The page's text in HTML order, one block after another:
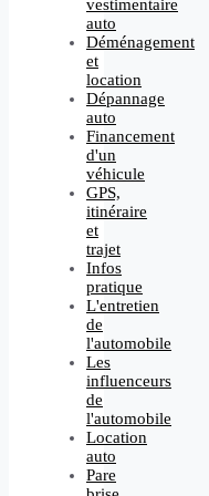
vestimentaire
auto
Déménagement
et
location
Dépannage
auto
Financement
d'un
véhicule
GPS,
itinéraire
et
trajet
Infos
pratique
L'entretien
de
l'automobile
Les
influenceurs
de
l'automobile
Location
auto
Pare